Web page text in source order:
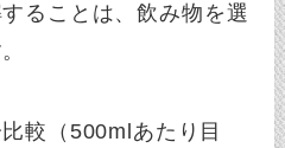
ることは、飲み物を選
較（500mlあたり目